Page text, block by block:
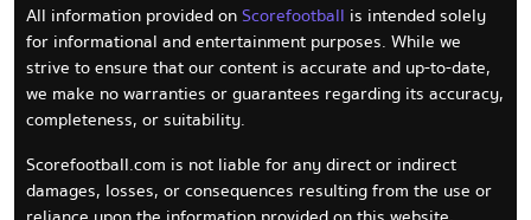
All information provided onScorefootball is intended solely
for informational and entertainment purposes. While we
strive to ensure that our content is accurate and up-to-date,
we make no warranties or guarantees regarding its accuracy,
completeness, or suitability.
Scorefootball.com is not liable for any direct or indirect
damages, losses, or consequences resulting from the use or